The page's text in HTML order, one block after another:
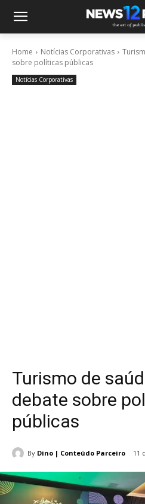
Home Notícias Corporativas
sobre políticas públicas
Notícias Corporativas
Turismo de
debate sobre
públicas
By Dino | Conteúdo Parceiro 11